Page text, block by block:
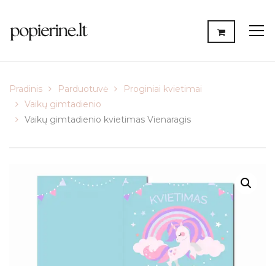
Pradinis Parduotuvė
Proginiai kvietimai
Vaikų gimtadienio
Vaikų gimtadienio kvietimas Vienaragis